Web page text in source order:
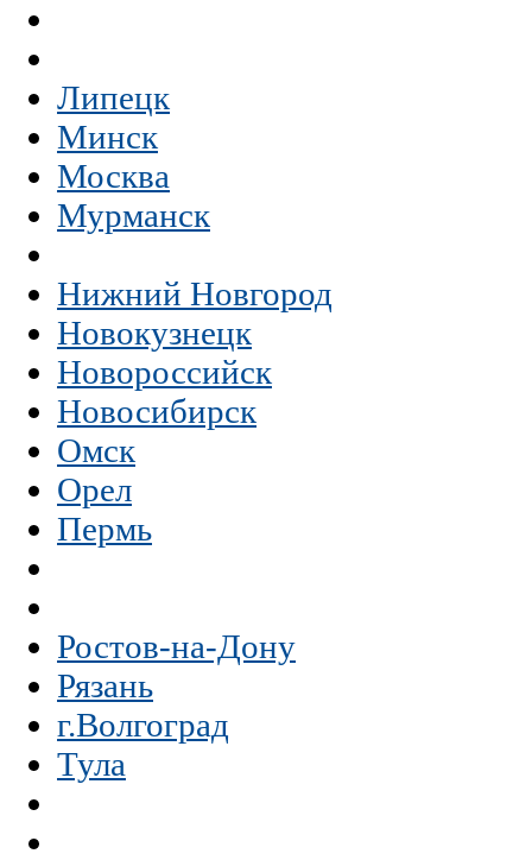
Липецк
Минск
Москва
Мурманск
Нижний Новгород
Новокузнецк
Новороссийск
Новосибирск
Омск
Орел
Пермь
Ростов-на-Дону
Рязань
г.Волгоград
Тула